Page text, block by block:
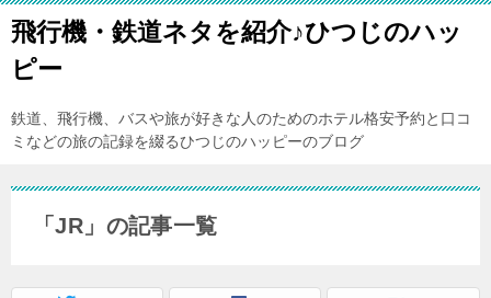
飛行機・鉄道ネタを紹介♪ひつじのハッ
ピー
鉄道、飛行機、バスや旅が好きな人のためのホテル格安予約と口コ
ミなどの旅の記録を綴るひつじのハッピーのブログ
「JR」の記事一覧